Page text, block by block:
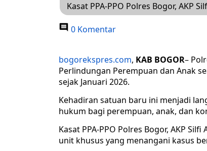
Kasat PPA-PPO Polres Bogor, AKP
0 Komentar
bogorekspres.com, KAB BOGOR–
Perlindungan Perempuan dan Anak
sejak Januari 2026.
Kehadiran satuan baru ini menjadi
hukum bagi perempuan, anak, dan
Kasat PPA-PPO Polres Bogor, AKP
unit khusus yang menangani kasus